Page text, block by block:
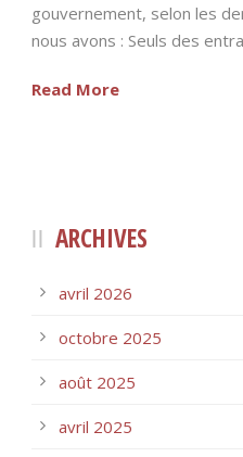
gouvernement, selon les
nous avons : Seuls des
Read More
ARCHIVES
avril 2026
octobre 2025
août 2025
avril 2025